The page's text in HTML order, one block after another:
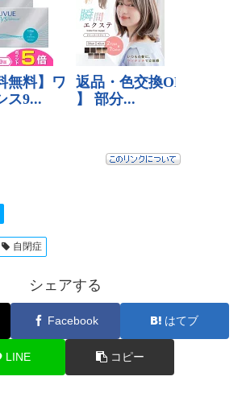
自閉症
シェアする
Facebook はてブ
LINE コピー